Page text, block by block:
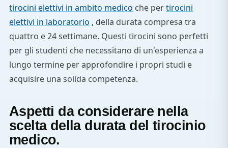
tirocini elettivi in ambito medico che pertirocini
elettivi in laboratorio , della durata compresa tra
quattro e 24 settimane. Questi tirocini sono perfetti
per gli studenti che necessitano di un'esperienza a
lungo termine per approfondire i propri studi e
acquisire una solida competenza.
Aspetti da considerare nella
scelta della durata del tirocinio
medico.